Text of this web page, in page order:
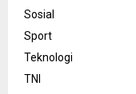
Sosial
Sport
Teknologi
TNI